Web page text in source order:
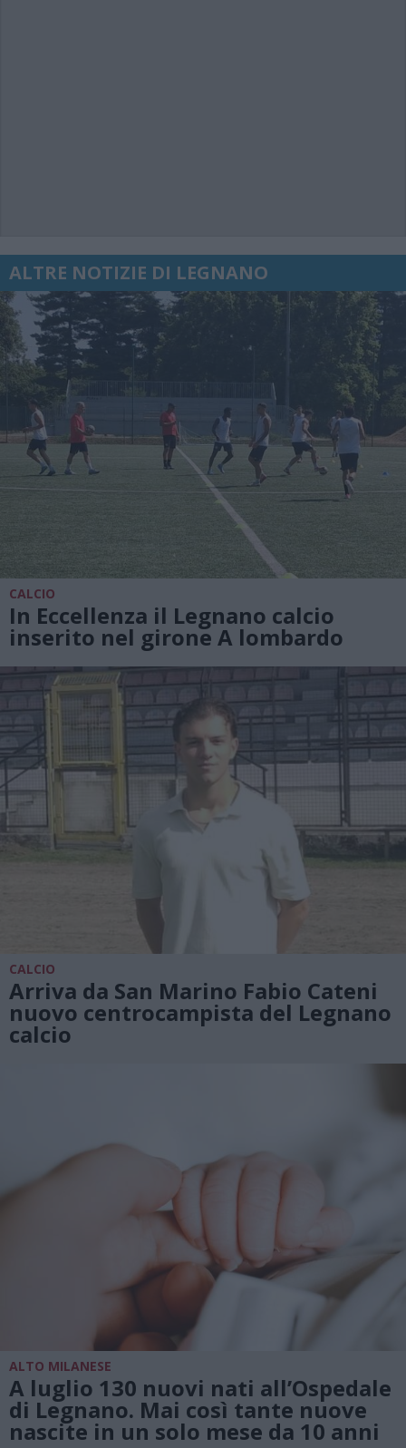
ALTRE NOTIZIE DI LEGNANO
CALCIO
In Eccellenza il Legnano calcio
inserito nel girone A lombardo
CALCIO
Arriva da San Marino Fabio Cateni
nuovo centrocampista del Legnano
calcio
ALTO MILANESE
A luglio 130 nuovi nati all’Ospedale
di Legnano. Mai così tante nuove
nascite in un solo mese da 10 anni